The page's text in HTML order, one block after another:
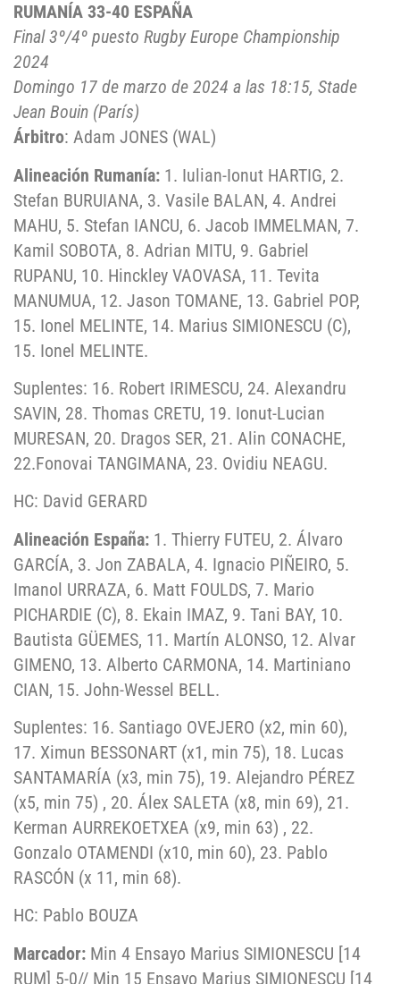
RUMANÍA 33-40 ESPAÑA
Final 3º/4º puesto Rugby Europe Championship
2024
Domingo 17 de marzo de 2024 a las 18:15, Stade
Jean Bouin (París)
Árbitro: Adam JONES (WAL)
Alineación Rumanía: 1. Iulian-Ionut HARTIG, 2.
Stefan BURUIANA, 3. Vasile BALAN, 4. Andrei
MAHU, 5. Stefan IANCU, 6. Jacob IMMELMAN, 7.
Kamil SOBOTA, 8. Adrian MITU, 9. Gabriel
RUPANU, 10. Hinckley VAOVASA, 11. Tevita
MANUMUA, 12. Jason TOMANE, 13. Gabriel POP,
15. Ionel MELINTE, 14. Marius SIMIONESCU (C),
15. Ionel MELINTE.
Suplentes: 16. Robert IRIMESCU, 24. Alexandru
SAVIN, 28. Thomas CRETU, 19. Ionut-Lucian
MURESAN, 20. Dragos SER, 21. Alin CONACHE,
22.Fonovai TANGIMANA, 23. Ovidiu NEAGU.
HC: David GERARD
Alineación España: 1. Thierry FUTEU, 2. Álvaro
GARCÍA, 3. Jon ZABALA, 4. Ignacio PIÑEIRO, 5.
Imanol URRAZA, 6. Matt FOULDS, 7. Mario
PICHARDIE (C), 8. Ekain IMAZ, 9. Tani BAY, 10.
Bautista GÜEMES, 11. Martín ALONSO, 12. Alvar
GIMENO, 13. Alberto CARMONA, 14. Martiniano
CIAN, 15. John-Wessel BELL.
Suplentes: 16. Santiago OVEJERO (x2, min 60),
17. Ximun BESSONART (x1, min 75), 18. Lucas
SANTAMARÍA (x3, min 75), 19. Alejandro PÉREZ
(x5, min 75) , 20. Álex SALETA (x8, min 69), 21.
Kerman AURREKOETXEA (x9, min 63) , 22.
Gonzalo OTAMENDI (x10, min 60), 23. Pablo
RASCÓN (x 11, min 68).
HC: Pablo BOUZA
Marcador: Min 4 Ensayo Marius SIMIONESCU [14
RUM] 5-0// Min 15 Ensayo Marius SIMIONESCU [14